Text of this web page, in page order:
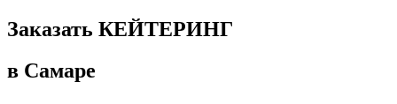
Заказать КЕЙТЕРИНГ
в Самаре